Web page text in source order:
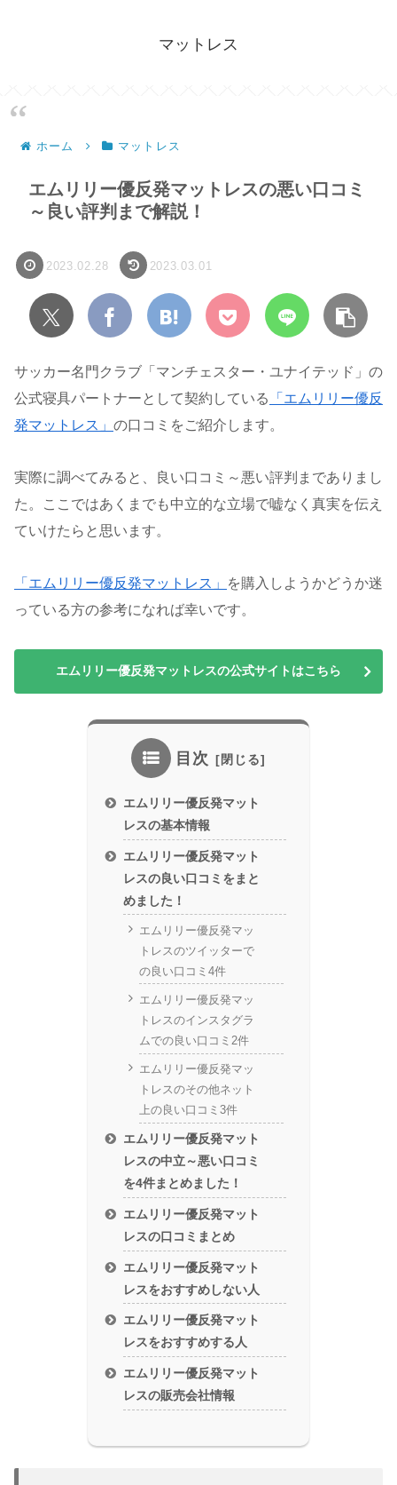
マットレス
ホーム マットレス
エムリリー優反発マットレスの悪い口コミ
～良い評判まで解説！
2023.02.28 2023.03.01
サッカー名門クラブ「マンチェスター・ユナイテッド」の
公式寝具パートナーとして契約している
「エムリリー優反
発マットレス」 の口コミをご紹介します。
実際に調べてみると、良い口コミ～悪い評判までありまし
た。ここではあくまでも中立的な立場で嘘なく真実を伝え
ていけたらと思います。
「エムリリー優反発マットレス」
を購入しようかどうか迷
っている方の参考になれば幸いです。
エムリリー優反発マットレスの公式サイトはこちら
目次
エムリリー優反発マット
レスの基本情報
エムリリー優反発マット
レスの良い口コミをまと
めました！
エムリリー優反発マッ
トレスのツイッターで
の良い口コミ4件
エムリリー優反発マッ
トレスのインスタグラ
ムでの良い口コミ2件
エムリリー優反発マッ
トレスのその他ネット
上の良い口コミ3件
エムリリー優反発マット
レスの中立～悪い口コミ
を4件まとめました！
エムリリー優反発マット
レスの口コミまとめ
エムリリー優反発マット
レスをおすすめしない人
エムリリー優反発マット
レスをおすすめする人
エムリリー優反発マット
レスの販売会社情報